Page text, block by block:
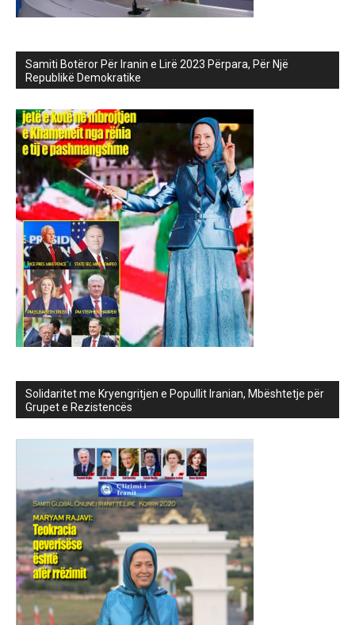
Samiti Botëror Për Iranin e Lirë 2023 Përpara, Për Një
Republikë Demokratike
Solidaritet me Kryengritjen e Popullit Iranian, Mbështetje për
Grupet e Rezistencës